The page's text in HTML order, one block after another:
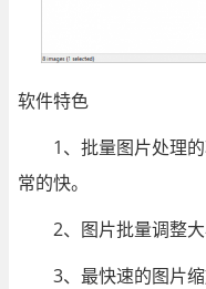
软件特色
1、批量图片处理的
常的快。
2、图片批量调整大
3、最快速的图片缩